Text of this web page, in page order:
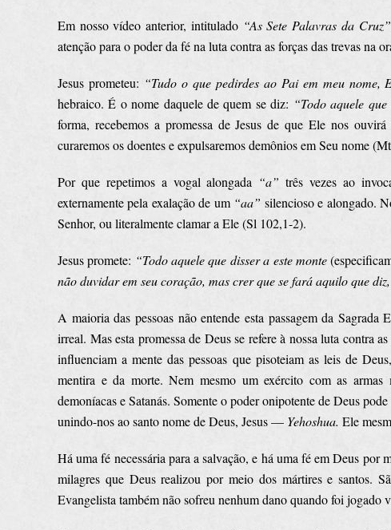
Em nosso vídeo anterior, intitulado “As Sete Palavras da
atenção para o poder da fé na luta contra as forças das trevas na
Jesus prometeu: “Tudo o que pedirdes ao Pai em meu nome,
hebraico. É o nome daquele de quem se diz: “Todo aquele
forma, recebemos a promessa de Jesus de que Ele nos
curaremos os doentes e expulsaremos demônios em Seu nome
Por que repetimos a vogal alongada “a” três vezes ao
externamente pela exalação de um “aa” silencioso e alongado.
Senhor, ou literalmente clamar a Ele (Sl 102,1-2).
Jesus promete: “Todo aquele que disser a este monte
não duvidar em seu coração, mas crer que se fará aquilo que
A maioria das pessoas não entende esta passagem da
irreal. Mas esta promessa de Deus se refere à nossa luta contra
influenciam a mente das pessoas que pisoteiam as leis de
mentira e da morte. Nem mesmo um exército com as armas
demoníacas e Satanás. Somente o poder onipotente de Deus
unindo-nos ao santo nome de Deus, Jesus — Yehoshua. Ele
Há uma fé necessária para a salvação, e há uma fé em Deus
milagres que Deus realizou por meio dos mártires e santos.
Evangelista também não sofreu nenhum dano quando foi jogado